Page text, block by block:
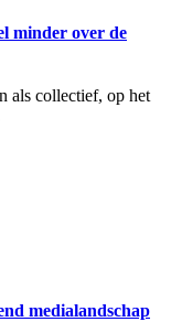
minder over de
als collectief, op het
medialandschap